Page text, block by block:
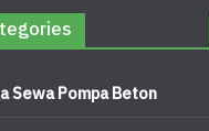
Sewa Pompa Beton